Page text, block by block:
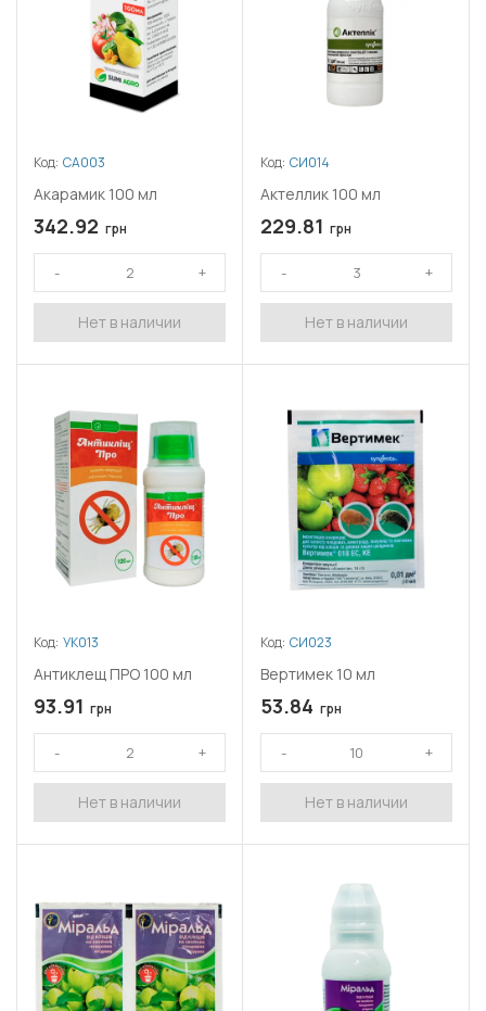
Код: СА003
Акарамик 100 мл
342.92 грн
Нет в наличии
Код: СИ014
Актеллик 100 мл
229.81 грн
Нет в наличии
Код: УК013
Антиклещ ПРО 100 мл
93.91 грн
Нет в наличии
Код: СИ023
Вертимек 10 мл
53.84 грн
Нет в наличии